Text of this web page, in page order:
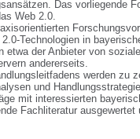
Das vorliegende
Web 2.0.
Technologien in
etwa der Anbieter von
andererseits.
werden zu
und
mit interessierten
Fachliteratur